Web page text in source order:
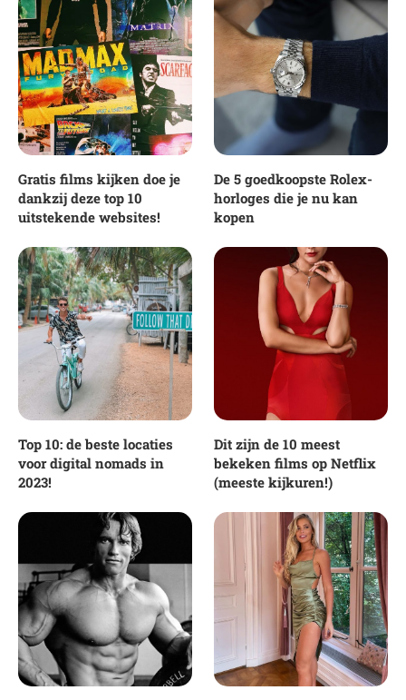
Gratis films kijken doe je
dankzij deze top 10
uitstekende websites!
De 5 goedkoopste Rolex-
horloges die je nu kan
kopen
Top 10: de beste locaties
voor digital nomads in
2023!
Dit zijn de 10 meest
bekeken films op Netflix
(meeste kijkuren!)